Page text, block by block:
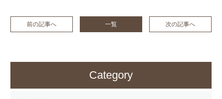
前の記事へ 一覧 次の記事へ
Category